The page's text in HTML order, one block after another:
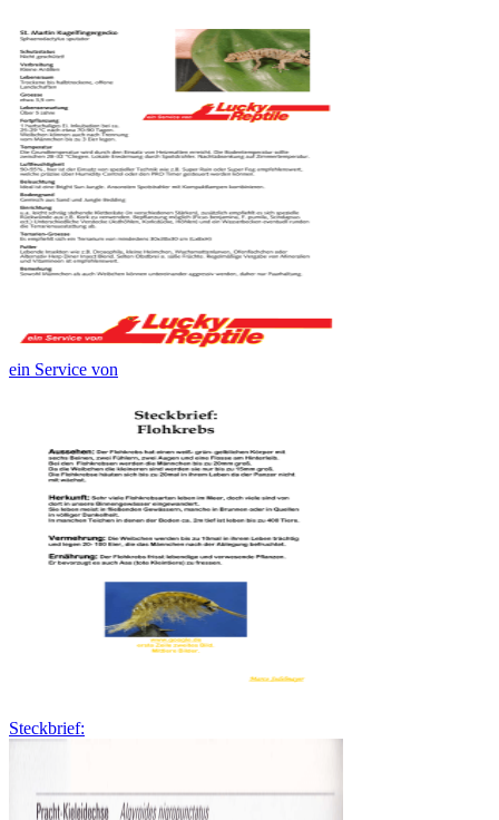
ein Service von
Steckbrief: